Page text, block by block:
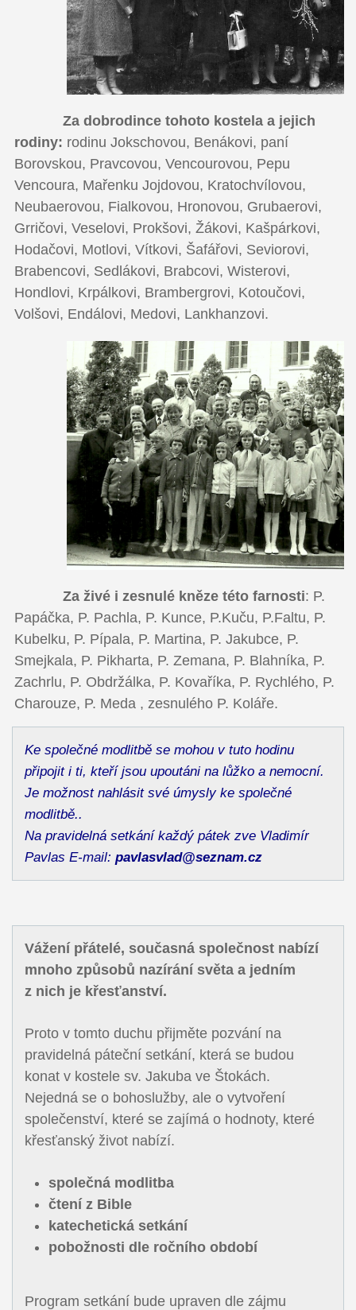
Za dobrodince tohoto kostela a jejich
rodiny: rodinu Jokschovou, Benákovi, paní
Borovskou, Pravcovou, Vencourovou, Pepu
Vencoura, Mařenku Jojdovou, Kratochvílovou,
Neubaerovou, Fialkovou, Hronovou, Grubaerovi,
Grričovi, Veselovi, Prokšovi, Žákovi, Kašpárkovi,
Hodačovi, Motlovi, Vítkovi, Šafářovi, Seviorovi,
Brabencovi, Sedlákovi, Brabcovi, Wisterovi,
Hondlovi, Krpálkovi, Brambergrovi, Kotoučovi,
Volšovi, Endálovi, Medovi, Lankhanzovi.
Za živé i zesnulé kněze této farnosti: P.
Papáčka, P. Pachla, P. Kunce, P.Kuču, P.Faltu, P.
Kubelku, P. Pípala, P. Martina, P. Jakubce, P.
Smejkala, P. Pikharta, P. Zemana, P. Blahníka, P.
Zachrlu, P. Obdržálka, P. Kovaříka, P. Rychlého, P.
Charouze, P. Meda , zesnulého P. Koláře.
Ke společné modlitbě se mohou v tuto hodinu
připojit i ti, kteří jsou upoutáni na lůžko a nemocní.
Je možnost nahlásit své úmysly ke společné
modlitbě..
Na pravidelná setkání každý pátek zve Vladimír
Pavlas E-mail: pavlasvlad@seznam.cz
Vážení přátelé, současná společnost nabízí
mnoho způsobů nazírání světa a jedním
z nich je křesťanství.
Proto v tomto duchu přijměte pozvání na
pravidelná páteční setkání, která se budou
konat v kostele sv. Jakuba ve Štokách.
Nejedná se o bohoslužby, ale o vytvoření
společenství, které se zajímá o hodnoty, které
křesťanský život nabízí.
společná modlitba
čtení z Bible
katechetická setkání
pobožnosti dle ročního období
Program setkání bude upraven dle zájmu